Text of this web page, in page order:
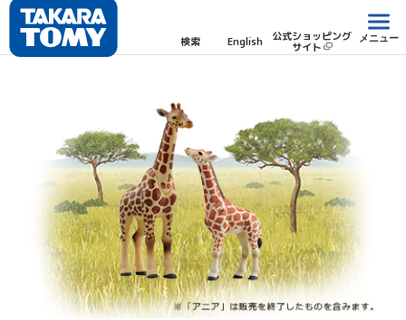
検索 English 公式ショッピング
サイト
メニュー